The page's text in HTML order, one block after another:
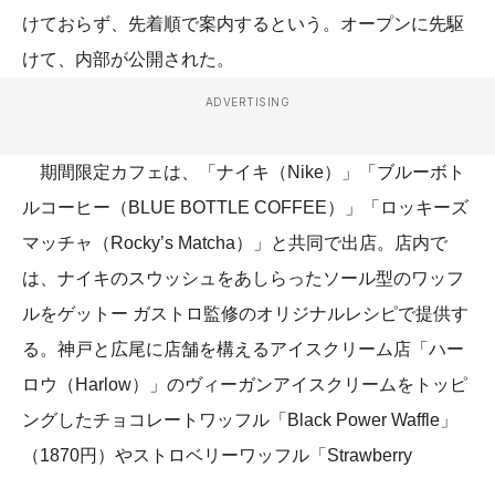
けておらず、先着順で案内するという。オープンに先駆
けて、内部が公開された。
ADVERTISING
期間限定カフェは、「ナイキ（Nike）」「ブルーボト
ルコーヒー（BLUE BOTTLE COFFEE）」「ロッキーズ
マッチャ（Rocky’s Matcha）」と共同で出店。店内で
は、ナイキのスウッシュをあしらったソール型のワッフ
ルをゲットー ガストロ監修のオリジナルレシピで提供す
る。神戸と広尾に店舗を構えるアイスクリーム店「ハー
ロウ（Harlow）」のヴィーガンアイスクリームをトッピ
ングしたチョコレートワッフル「Black Power Waffle」
（1870円）やストロベリーワッフル「Strawberry